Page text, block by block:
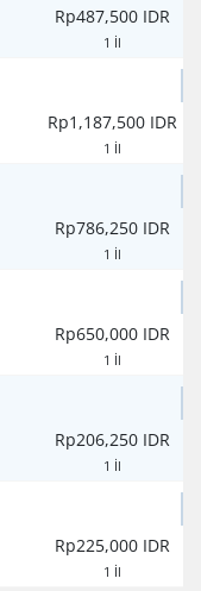
Rp487,500 IDR
1 İl
Rp1,187,500 IDR
1 İl
Rp786,250 IDR
1 İl
Rp650,000 IDR
1 İl
Rp206,250 IDR
1 İl
Rp225,000 IDR
1 İl